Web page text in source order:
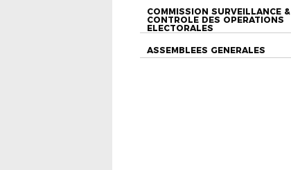
COMMISSION SURVEILLANCE &
CONTROLE DES OPERATIONS
ELECTORALES
ASSEMBLEES GENERALES